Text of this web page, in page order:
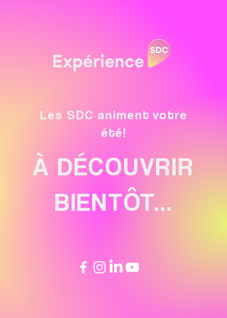
Les SDC animent votre
été!
À DÉCOUVRIR
BIENTÔT...